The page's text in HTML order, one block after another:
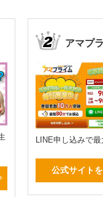
アマプ
LINE申し込みで最
公式サイト